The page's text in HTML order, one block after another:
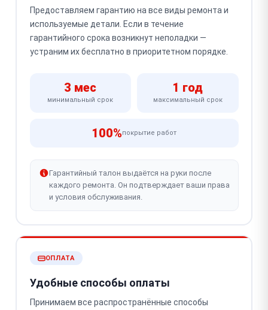
Предоставляем гарантию на все виды ремонта и
используемые детали. Если в течение
гарантийного срока возникнут неполадки —
устраним их бесплатно в приоритетном порядке.
3 мес
минимальный срок
1 год
максимальный срок
100%покрытие работ
Гарантийный талон выдаётся на руки после
каждого ремонта. Он подтверждает ваши права
и условия обслуживания.
ОПЛАТА
Удобные способы оплаты
Принимаем все распространённые способы